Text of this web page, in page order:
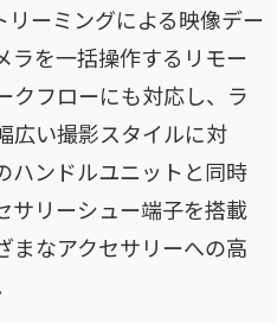
リーミングによる映像デー
ラを一括操作するリモー
クフローにも対応し、ラ
広い撮影スタイルに対
ハンドルユニットと同時
サリーシュー端子を搭載
まなアクセサリーへの高